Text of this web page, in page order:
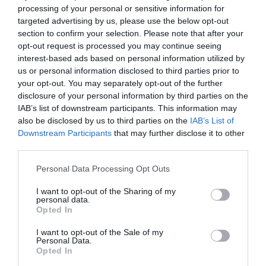
processing of your personal or sensitive information for
targeted advertising by us, please use the below opt-out
section to confirm your selection. Please note that after your
opt-out request is processed you may continue seeing
interest-based ads based on personal information utilized by
us or personal information disclosed to third parties prior to
your opt-out. You may separately opt-out of the further
disclosure of your personal information by third parties on the
IAB’s list of downstream participants. This information may
also be disclosed by us to third parties on the IAB’s List of
Downstream Participants that may further disclose it to other
Please note that this website/app uses one or more Google
not limited to your visit or usage behaviour. You may click to
grant or deny consent to Google and its third-party tags to
use your data for below specified purposes in below Google
consent section.
Personal Data Processing Opt Outs
I want to opt-out of the Sharing of my
personal data.
Opted In
I want to opt-out of the Sale of my
Personal Data.
Opted In
njihova svrha ovog recepta poboljšati okus i miris napitka.
Tečnost prebacite u staklene boce. Kao što smo već rekli, dobit
ćete oko 2 litra ovog napitka, što bi trebalo biti dovoljno za 15 do
20 dana.
Kada i koliko uzimati ovog recepta:Pijte oko 100 ml napitka svako
jutro natašte dok ga ne ispijete.
Za šta je sve kvalitetan ovaj napitak: jača imunitethrani
mozakpotiče bolje pamćenječisti organizamštiti od infekcija i
upalasmanjuje bol u mišićimajača srce i krvne žilečuva vid.
Dva puta godišnje je dovoljno spremiti ovaj napitak, a vaše tijelo
će vam biti zahvalno.